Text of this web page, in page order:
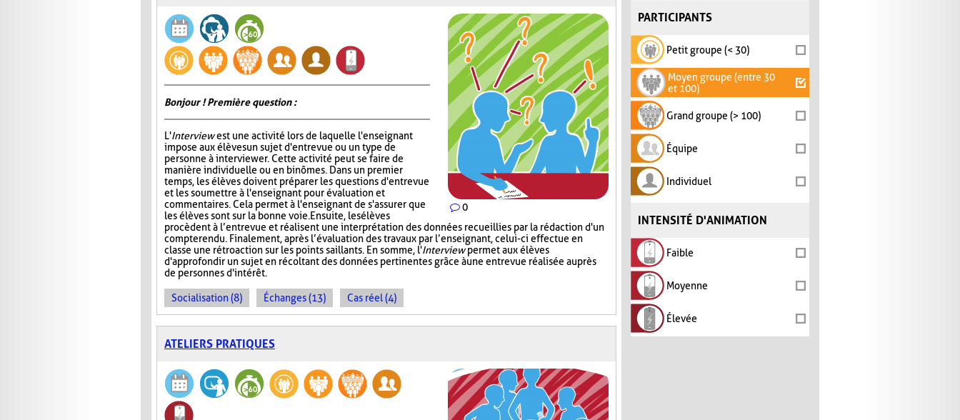
PARTICIPANTS
Petit groupe (< 30)
Moyen groupe (entre 30
et 100)
Grand groupe (> 100)
Équipe
Individuel
INTENSITÉ D'ANIMATION
Faible
Moyenne
Élevée
0
Bonjour ! Première question :
L'Interviewest une activité lors de laquelle l'enseignant
impose aux élèves un sujet d'entrevue ou un type de
personne à interviewer. Cette activité peut se faire de
manière individuelle ou en binômes. Dans un premier
temps, les élèves doivent préparer les questions d'entrevue
et les soumettre à l'enseignant pour évaluation et
commentaires. Cela permet à l'enseignant de s'assurer que
les élèves sont sur la bonne voie. Ensuite, les élèves
procèdent à l’entrevue et réalisent une interprétation des données recueillies par la rédaction d'un
compte rendu. Finalement, après l’évaluation des travaux par l’enseignant, celui-ci effectue en
classe une rétroaction sur les points saillants. En somme, l'Interviewpermet aux élèves
d'approfondir un sujet en récoltant des données pertinentes grâce à une entrevue réalisée auprès
de personnes d'intérêt.
Socialisation (8) Échanges (13) Cas réel (4)
ATELIERS PRATIQUES